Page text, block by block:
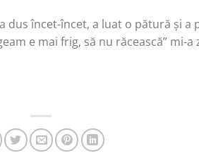
încet-încet, a luat o pătură și a
e mai frig, să nu răcească” mi-a